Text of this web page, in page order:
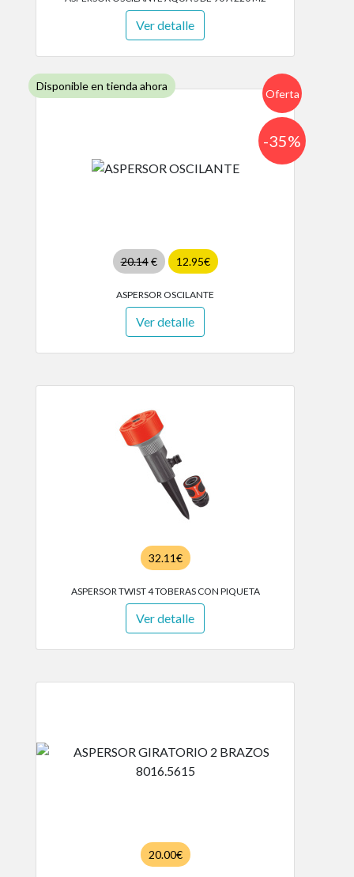
Ver detalle
Disponible en tienda ahora
Oferta
20.14€ 12.95€
-35%
ASPERSOR OSCILANTE
Ver detalle
32.11€
ASPERSOR TWIST 4 TOBERAS CON PIQUETA
Ver detalle
20.00€